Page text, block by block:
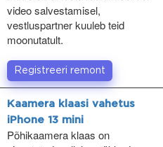
video salvestamisel,
vestluspartner kuuleb teid
moonutatult.
Registreeri remont
Kaamera klaasi vahetus
iPhone 13 mini
Põhikaamera klaas on